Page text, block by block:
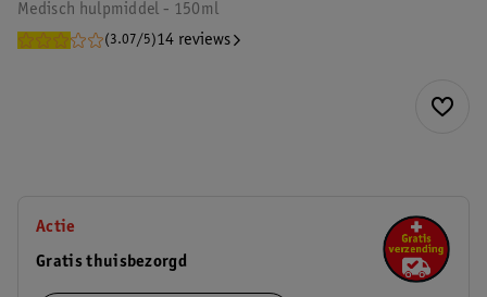
Medisch hulpmiddel - 150ml
(3.07/5)14 reviews
Actie
Gratis thuisbezorgd